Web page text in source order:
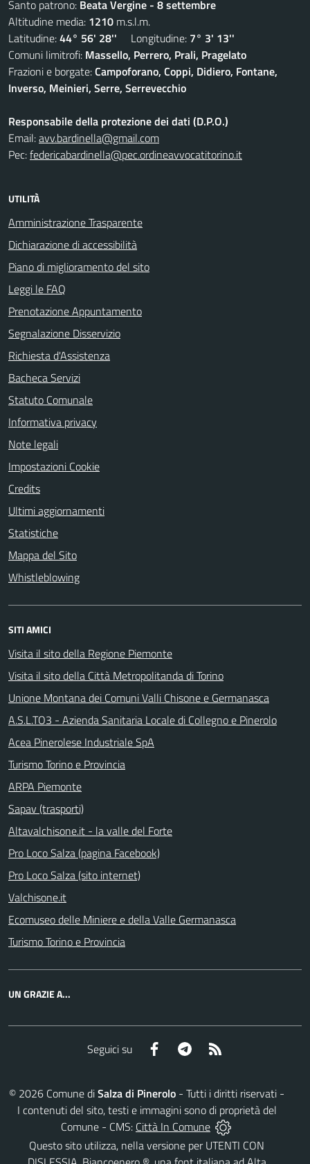
Santo patrono: Beata Vergine - 8 settembre
Altitudine media: 1210 m.s.l.m.
Latitudine:44° 56' 28'' Longitudine: 7° 3' 13''
Comuni limitrofi: Massello, Perrero, Prali, Pragelato
Frazioni e borgate:Campoforano, Coppi, Didiero, Fontane,
Inverso, Meinieri, Serre, Serrevecchio
Responsabile della protezione dei dati (D.P.O.)
Email:avv.bardinella@gmail.com
Pec:federicabardinella@pec.ordineavvocatitorino.it
UTILITÀ
Amministrazione Trasparente
Dichiarazione di accessibilità
Piano di miglioramento del sito
Leggi le FAQ
Prenotazione Appuntamento
Segnalazione Disservizio
Richiesta d'Assistenza
Bacheca Servizi
Statuto Comunale
Informativa privacy
Note legali
Impostazioni Cookie
Credits
Ultimi aggiornamenti
Statistiche
Mappa del Sito
Whistleblowing
SITI AMICI
Visita il sito della Regione Piemonte
Visita il sito della Città Metropolitanda di Torino
Unione Montana dei Comuni Valli Chisone e Germanasca
A.S.L.TO3 - Azienda Sanitaria Locale di Collegno e Pinerolo
Acea Pinerolese Industriale SpA
Turismo Torino e Provincia
ARPA Piemonte
Sapav (trasporti)
Altavalchisone.it - la valle del Forte
Pro Loco Salza (pagina Facebook)
Pro Loco Salza (sito internet)
Valchisone.it
Ecomuseo delle Miniere e della Valle Germanasca
Turismo Torino e Provincia
UN GRAZIE A...
Seguici su Facebook Telegram
© 2026 Comune diSalza di Pinerolo - Tutti i diritti riservati -
I contenuti del sito, testi e immagini sono di proprietà del
Comune - CMS: Città In Comune
Questo sito utilizza, nella versione per UTENTI CON